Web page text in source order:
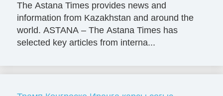
The Astana Times provides news and
information from Kazakhstan and around the
world. ASTANA – The Astana Times has
selected key articles from interna...